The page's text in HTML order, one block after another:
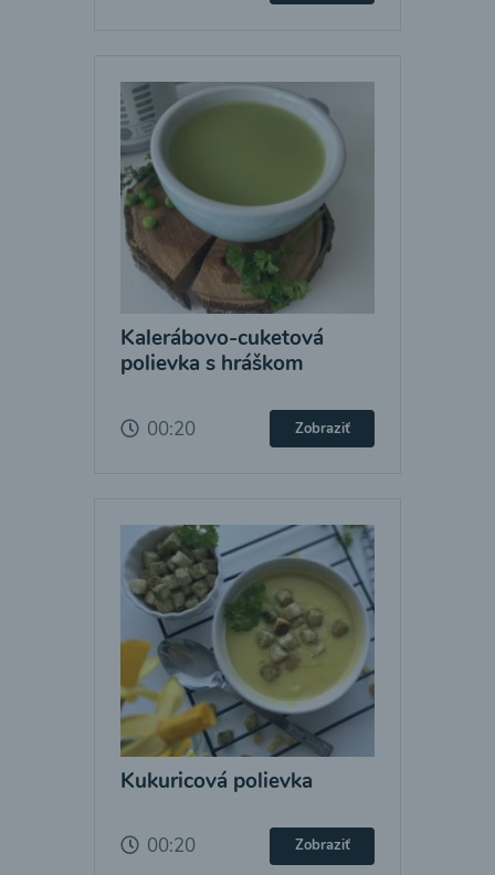
Kalerábovo-cuketová
polievka s hráškom
00:20 Zobraziť
Kukuricová polievka
00:20 Zobraziť